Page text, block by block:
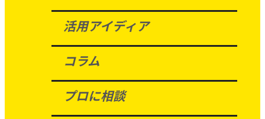
活用アイディア
コラム
プロに相談